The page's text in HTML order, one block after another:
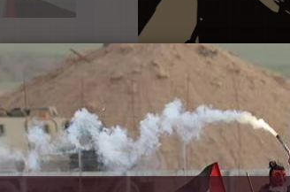
المعتقلين الفلسطينيين،
جراء جائحة كورونا، في